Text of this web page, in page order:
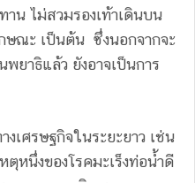
น ไม่สวมรองเท้าเดินบน
ษณะ เป็นต้น ซึ่งนอกจากจะ
ยาธิแล้ว ยังอาจเป็นการ
เศรษฐกิจในระยะยาว เช่น
หนึ่งของโรคมะเร็งท่อน้ำดี